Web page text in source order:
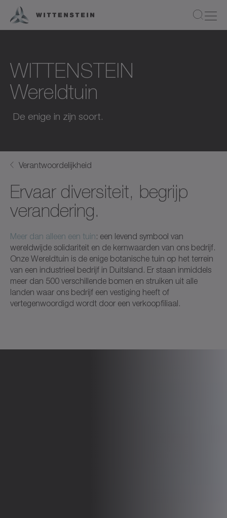
WITTENSTEIN
Wereldtuin
De enige in zijn soort.
Verantwoordelijkheid
Ervaar diversiteit, begrijp
verandering.
Meer dan alleen een tuin: een levend symbool van
wereldwijde solidariteit en de kernwaarden van ons bedrijf.
Onze Wereldtuin is de enige botanische tuin op het terrein
van een industrieel bedrijf in Duitsland. Er staan inmiddels
meer dan 500 verschillende bomen en struiken uit alle
landen waar ons bedrijf een vestiging heeft of
vertegenwoordigd wordt door een verkoopfiliaal.